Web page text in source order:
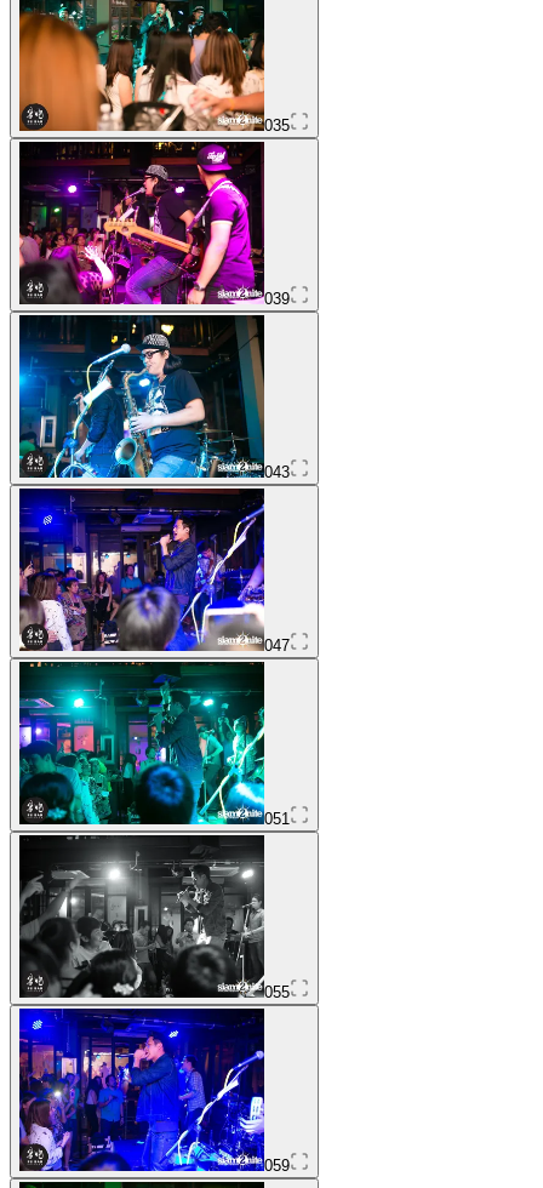
035
039
043
047
051
055
059